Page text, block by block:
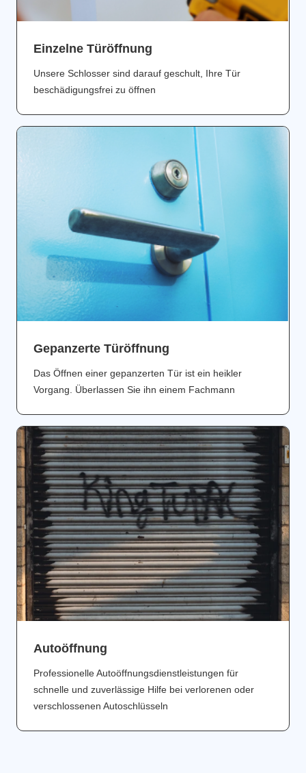
Einzelne Türöffnung
Unsere Schlosser sind darauf geschult, Ihre Tür
beschädigungsfrei zu öffnen
Gepanzerte Türöffnung
Das Öffnen einer gepanzerten Tür ist ein heikler
Vorgang. Überlassen Sie ihn einem Fachmann
Аutoöffnung
Professionelle Autoöffnungsdienstleistungen für
schnelle und zuverlässige Hilfe bei verlorenen oder
verschlossenen Autoschlüsseln